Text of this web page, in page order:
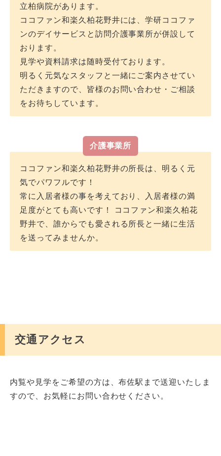
認知症状 〇
結核
MRSA △
疥癬 △
梅毒 △
緑濃菌
肝炎（B型・C型） △
脳卒中・脳梗塞
褥瘡 〇
立柏病院があります。
ココファン和楽久柏花野井には、学研ココファ
ンのデイサービスと訪問介護事業所が併設して
おります。
見学や資料請求は随時受付ております。
明るく元気なスタッフと一緒にご案内させてい
ただきますので、皆様のお問い合わせ・ご相談
をお待ちしています。
介護事業所
ココファン和楽久柏花野井の所長は、明るく元
気でパワフルです！
常に入居者様の事を考えており、入居者様の満
足度がとても高いです！ ココファン和楽久柏花
野井で、誰からでも愛される所長と一緒に生活
を送ってみませんか。
交通アクセス
内覧や見学をご希望の方は、布佐駅まで送迎いたしま
すので、お気軽にお問い合わせください。